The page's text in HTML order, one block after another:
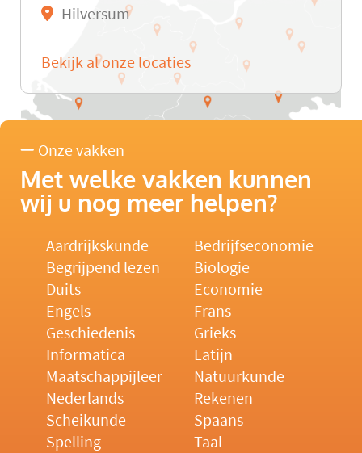
Hilversum
Bekijk al onze locaties
Onze vakken
Met welke vakken kunnen
wij u nog meer helpen?
Aardrijkskunde
Bedrijfseconomie
Begrijpend lezen
Biologie
Duits
Economie
Engels
Frans
Geschiedenis
Grieks
Informatica
Latijn
Maatschappijleer
Natuurkunde
Nederlands
Rekenen
Scheikunde
Spaans
Spelling
Taal